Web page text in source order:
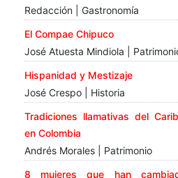
Redacción | Gastronomía
El Compae Chipuco
José Atuesta Mindiola |
Hispanidad y Mestizaje
José Crespo | Historia
Tradiciones llamativas del
en Colombia
Andrés Morales | Patrimonio
8 mujeres que han